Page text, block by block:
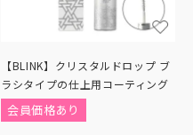
【BLINK】クリスタルドロップ ブ
ラシタイプの仕上用コーティング
会員価格あり